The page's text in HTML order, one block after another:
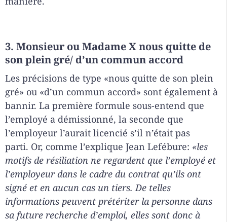
3. Monsieur ou Madame X nous quitte de
son plein gré/ d’un commun accord
Les précisions de type «nous quitte de son plein
gré» ou «d’un commun accord» sont également à
bannir. La première formule sous-entend que
l’employé a démissionné, la seconde que
l’employeur l’aurait licencié s’il n’était pas
parti. Or, comme l’explique Jean Lefébure: «les
motifs de résiliation ne regardent que l’employé et
l’employeur dans le cadre du contrat qu’ils ont
signé et en aucun cas un tiers. De telles
informations peuvent prétériter la personne dans
sa future recherche d’emploi, elles sont donc à